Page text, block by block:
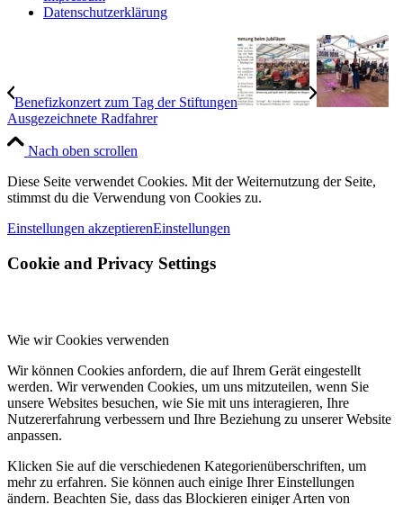
Datenschutzerklärung
Benefizkonzert zum Tag der Stiftungen
Ausgezeichnete Radfahrer
Nach oben scrollen
Diese Seite verwendet Cookies. Mit der Weiternutzung der Seite,
stimmst du die Verwendung von Cookies zu.
Einstellungen akzeptierenEinstellungen
Cookie and Privacy Settings
Wie wir Cookies verwenden
Wir können Cookies anfordern, die auf Ihrem Gerät eingestellt
werden. Wir verwenden Cookies, um uns mitzuteilen, wenn Sie
unsere Websites besuchen, wie Sie mit uns interagieren, Ihre
Nutzererfahrung verbessern und Ihre Beziehung zu unserer Website
anpassen.
Klicken Sie auf die verschiedenen Kategorienüberschriften, um
mehr zu erfahren. Sie können auch einige Ihrer Einstellungen
ändern. Beachten Sie, dass das Blockieren einiger Arten von